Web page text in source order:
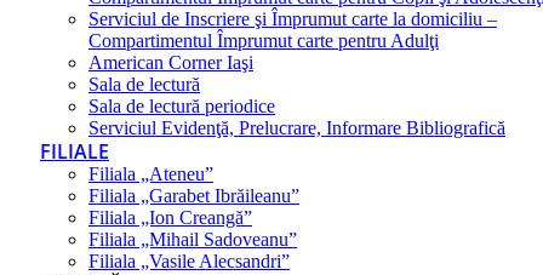
Serviciul de Inscriere şi Împrumut carte la domiciliu –
Compartimentul Împrumut carte pentru Adulţi
American Corner Iaşi
Sala de lectură
Sala de lectură periodice
Serviciul Evidenţă, Prelucrare, Informare Bibliografică
FILIALE
Filiala „Ateneu”
Filiala „Garabet Ibrăileanu”
Filiala „Ion Creangă”
Filiala „Mihail Sadoveanu”
Filiala „Vasile Alecsandri”